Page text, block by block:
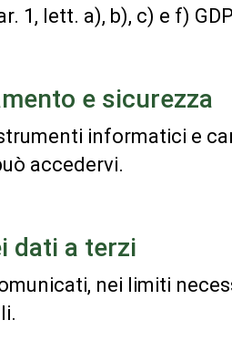
1, lett. a), b), c) e f)
e sicurezza
informatici e
accedervi.
dati a terzi
nei limiti